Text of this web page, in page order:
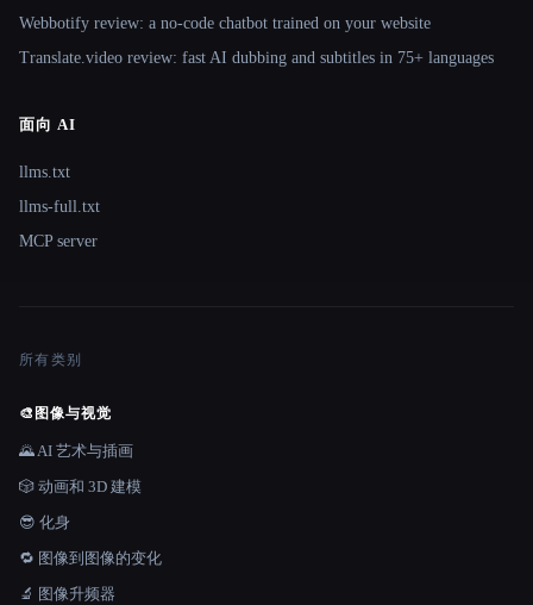
Webbotify review: a no-code chatbot trained on your website
Translate.video review: fast AI dubbing and subtitles in 75+ languages
面向 AI
llms.txt
llms-full.txt
MCP server
所有类别
🎨 图像与视觉
🌄 AI 艺术与插画
🎲 动画和 3D 建模
😎 化身
🔁 图像到图像的变化
🔬 图像升频器